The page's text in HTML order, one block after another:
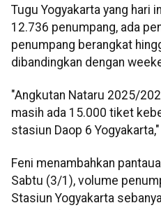
Tugu Yogyakarta yang hari
12.736 penumpang, ada
penumpang berangkat
dibandingkan dengan
"Angkutan Nataru 2025/
masih ada 15.000 tiket
stasiun Daop 6
Feni menambahkan
Sabtu (3/1), volume
Stasiun Yogyakarta